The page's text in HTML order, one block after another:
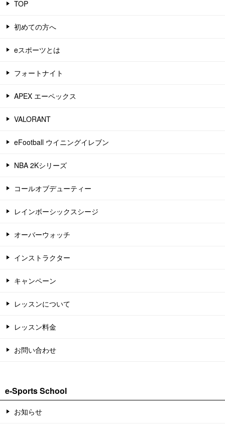
TOP
初めての方へ
eスポーツとは
フォートナイト
APEX エーペックス
VALORANT
eFootball ウイニングイレブン
NBA 2Kシリーズ
コールオブデューティー
レインボーシックスシージ
オーバーウォッチ
インストラクター
キャンペーン
レッスンについて
レッスン料金
お問い合わせ
e-Sports School
お知らせ